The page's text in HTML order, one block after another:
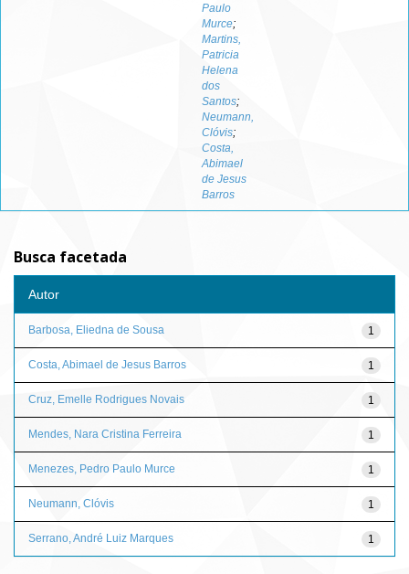
Paulo
Murce;
Martins,
Patricia
Helena
dos
Santos;
Neumann,
Clóvis;
Costa,
Abimael
de Jesus
Barros
Busca facetada
Autor
1
Barbosa, Eliedna de Sousa
1
Costa, Abimael de Jesus Barros
1
Cruz, Emelle Rodrigues Novais
1
Mendes, Nara Cristina Ferreira
1
Menezes, Pedro Paulo Murce
1
Neumann, Clóvis
1
Serrano, André Luiz Marques